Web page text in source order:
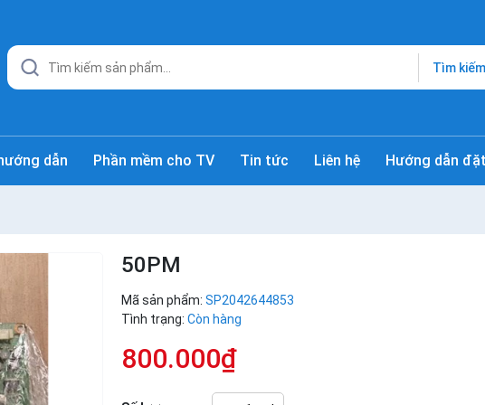
Tìm kiếm
dẫn Phần mềm cho TV Tin tức Liên hệ Hướng dẫn
50PM
Mã sản phẩm: SP2042644853
Tình trạng: Còn hàng
800.000₫